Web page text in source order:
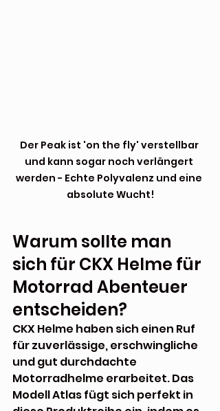
Der Peak ist 'on the fly' verstellbar
und kann sogar noch verlängert
werden - Echte Polyvalenz und eine
absolute Wucht!
Warum sollte man
sich für CKX Helme für
Motorrad Abenteuer
entscheiden?
CKX Helme haben sich einen Ruf
für zuverlässige, erschwingliche
und gut durchdachte
Motorradhelme erarbeitet. Das
Modell Atlas fügt sich perfekt in